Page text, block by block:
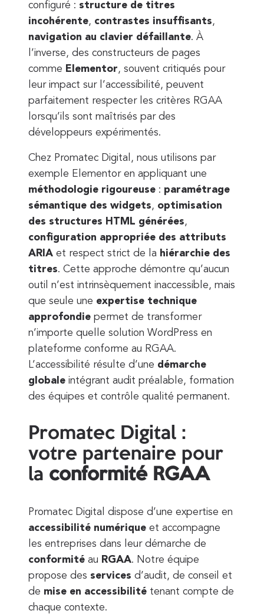
configuré : structure de titres
incohérente, contrastes insuffisants,
navigation au clavier défaillante. À
l’inverse, des constructeurs de pages
comme Elementor, souvent critiqués pour
leur impact sur l’accessibilité, peuvent
parfaitement respecter les critères RGAA
lorsqu’ils sont maîtrisés par des
développeurs expérimentés.
Chez Promatec Digital, nous utilisons par
exemple Elementor en appliquant une
méthodologie rigoureuse : paramétrage
sémantique des widgets, optimisation
des structures HTML générées,
configuration appropriée des attributs
ARIA et respect strict de la hiérarchie des
titres. Cette approche démontre qu’aucun
outil n’est intrinsèquement inaccessible, mais
que seule une expertise technique
approfondie permet de transformer
n’importe quelle solution WordPress en
plateforme conforme au RGAA.
L’accessibilité résulte d’une démarche
globale intégrant audit préalable, formation
des équipes et contrôle qualité permanent.
Promatec Digital :
votre partenaire pour
la conformité RGAA
Promatec Digital dispose d’une expertise en
accessibilité numérique et accompagne
les entreprises dans leur démarche de
conformité au RGAA. Notre équipe
propose des services d’audit, de conseil et
de mise en accessibilité tenant compte de
chaque contexte.